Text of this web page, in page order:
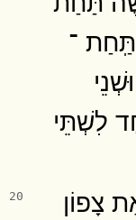
־
לִשְׁתֵּי
20
צָפוֹן